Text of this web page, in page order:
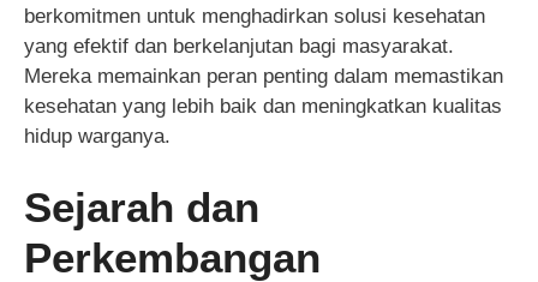
berkomitmen untuk menghadirkan solusi kesehatan
yang efektif dan berkelanjutan bagi masyarakat.
Mereka memainkan peran penting dalam memastikan
kesehatan yang lebih baik dan meningkatkan kualitas
hidup warganya.
Sejarah dan
Perkembangan